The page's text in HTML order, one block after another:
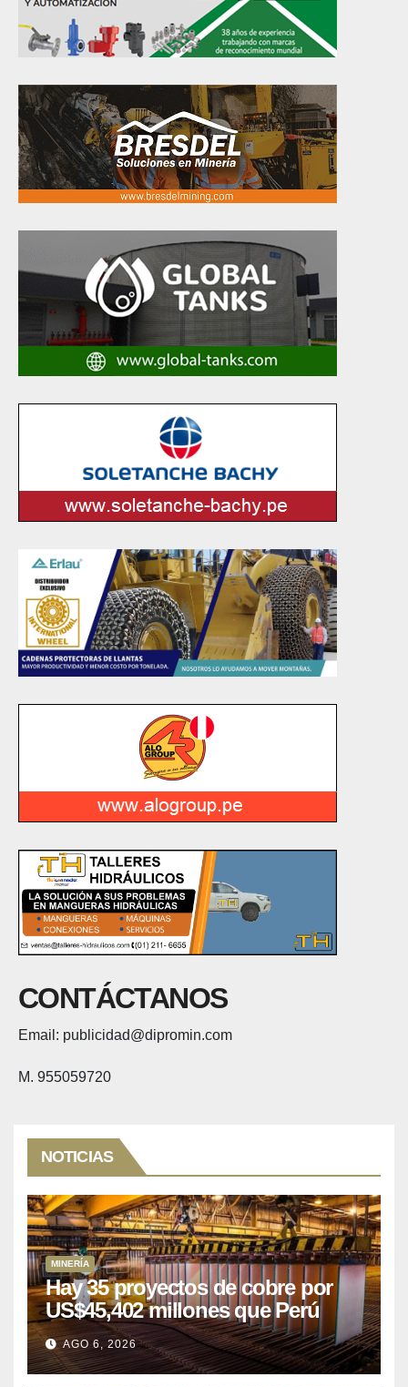
CONTÁCTANOS
Email: publicidad@dipromin.com
M. 955059720
NOTICIAS
MINERÍA
Hay 35 proyectos de cobre por
US$45,402 millones que Perú
puede aprovechar
AGO 6, 2026